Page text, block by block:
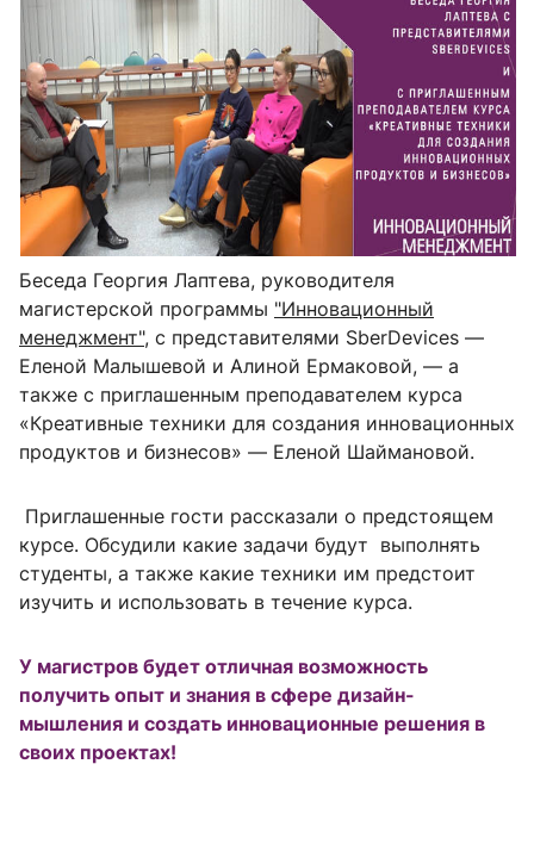
Беседа Георгия Лаптева, руководителя
магистерской программы "Инновационный
менеджмент", с представителями SberDevices —
Еленой Малышевой и Алиной Ермаковой, — а
также с приглашенным преподавателем курса
«Креативные техники для создания инновационных
продуктов и бизнесов» — Еленой Шаймановой.
Приглашенные гости рассказали о предстоящем
курсе. Обсудили какие задачи будут выполнять
студенты, а также какие техники им предстоит
изучить и использовать в течение курса.
У магистров будет отличная возможность
получить опыт и знания в сфере дизайн-
мышления и создать инновационные решения в
своих проектах!